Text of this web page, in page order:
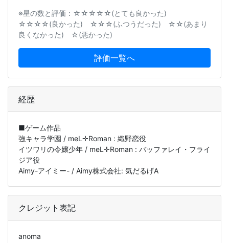
※星の数と評価：☆☆☆☆☆(とても良かった)
☆☆☆☆(良かった) ☆☆☆(ふつうだった) ☆☆(あまり
良くなかった) ☆(悪かった)
評価一覧へ
経歴
■ゲーム作品
強キャラ学園 / meL✛Roman : 織野恋役
イツワリの令嬢少年 / meL✛Roman : バッファレイ・フライ
ジア役
Aimy-アイミー- / Aimy株式会社: 気だるげA
クレジット表記
anoma